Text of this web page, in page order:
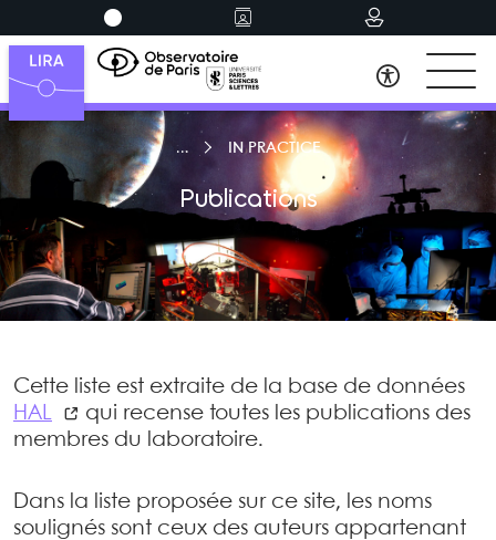
IN PRACTICE
Publications
Cette liste est extraite de la base de données
HAL
qui recense toutes les publications des
membres du laboratoire.
Dans la liste proposée sur ce site, les noms
soulignés sont ceux des auteurs appartenant